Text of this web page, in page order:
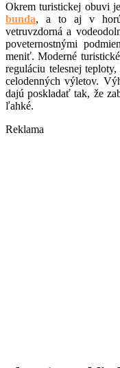
Okrem turistickej obuvi
bunda, a to aj v
vetruvzdorná a
poveternostnými
meniť. Moderné
reguláciu telesnej
celodenných výletov.
dajú poskladať tak, že
ľahké.
Reklama